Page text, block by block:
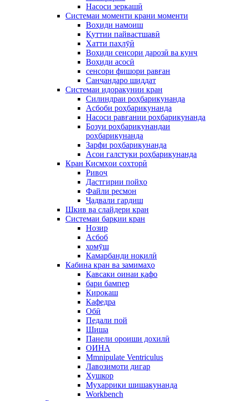
Насоси зеркашӣ
Системаи моменти крани моменти
Воҳиди намоиш
Қуттии пайвастшавӣ
Хатти паҳлӯӣ
Воҳиди сенсори дарозӣ ва кунҷ
Воҳиди асосӣ
сенсори фишори равған
Санҷандаро шиддат
Системаи идоракунии кран
Силиндраи роҳбарикунанда
Асбоби роҳбарикунанда
Насоси равғании роҳбарикунанда
Бозуи роҳбарикунандаи
роҳбарикунанда
Зарфи роҳбарикунанда
Асои галстуки роҳбарикунанда
Кран Қисмҳои сохторӣ
Ривоҷ
Дастгирии пойҳо
Файли ресмон
Ҷадвали гардиш
Шкив ва слайдери кран
Системаи барқии кран
Нозир
Асбоб
хомӯш
Камарбанди ноқилӣ
Кабина кран ва замимаҳо
Қавсаки оинаи қафо
бари бампер
Кирокаш
Кафедра
Обӣ
Педали пой
Шиша
Панели ороиши дохилӣ
ОИНА
Mmnipulate Ventriculus
Лавозимоти дигар
Хушкор
Муҳаррики шишакунанда
Workbench